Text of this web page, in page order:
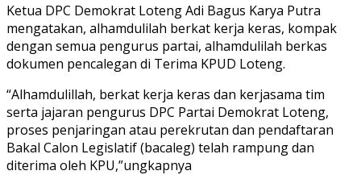
Ketua DPC Demokrat Loteng Adi Bagus Karya Putra
mengatakan, alhamdulilah berkat kerja keras, kompak
dengan semua pengurus partai, alhamdulilah berkas
dokumen pencalegan di Terima KPUD Loteng.
“Alhamdulillah, berkat kerja keras dan kerjasama tim
serta jajaran pengurus DPC Partai Demokrat Loteng,
proses penjaringan atau perekrutan dan pendaftaran
Bakal Calon Legislatif (bacaleg) telah rampung dan
diterima oleh KPU,”ungkapnya